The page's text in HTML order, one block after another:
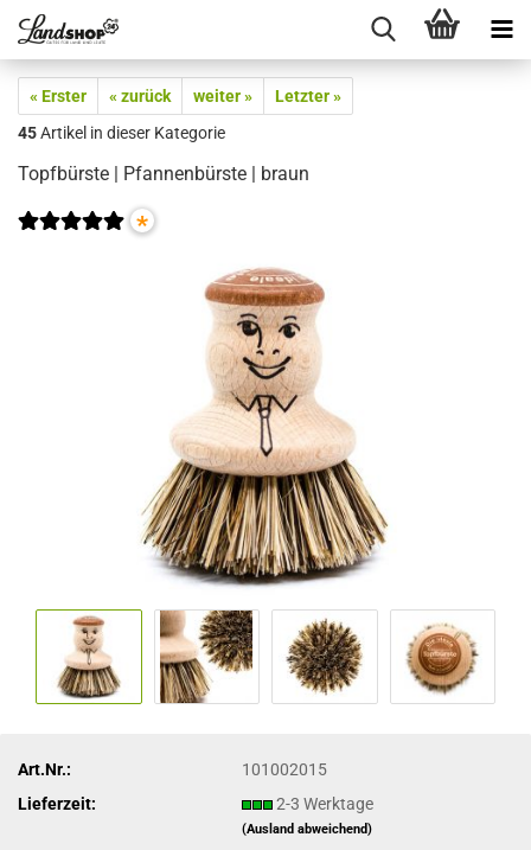
« Erster « zurück weiter »
Letzter »
45Artikel in dieser Kategorie
Topfbürste | Pfannenbürste | braun
*
Art.Nr.:
101002015
Lieferzeit:
2-3 Werktage
(Ausland abweichend)